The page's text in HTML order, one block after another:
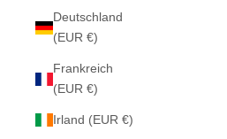
Deutschland
(EUR €)
Frankreich
(EUR €)
Irland (EUR €)